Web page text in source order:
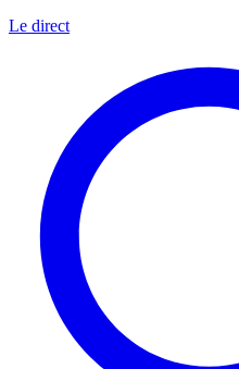
Le direct